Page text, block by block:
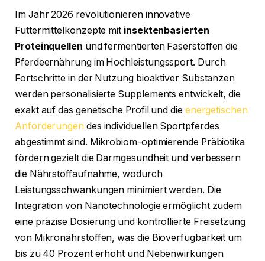
Im Jahr 2026 revolutionieren innovative
Futtermittelkonzepte mit insektenbasierten
Proteinquellen und fermentierten Faserstoffen die
Pferdeernährung im Hochleistungssport. Durch
Fortschritte in der Nutzung bioaktiver Substanzen
werden personalisierte Supplements entwickelt, die
exakt auf das genetische Profil und die energetischen
Anforderungen des individuellen Sportpferdes
abgestimmt sind. Mikrobiom-optimierende Präbiotika
fördern gezielt die Darmgesundheit und verbessern
die Nährstoffaufnahme, wodurch
Leistungsschwankungen minimiert werden. Die
Integration von Nanotechnologie ermöglicht zudem
eine präzise Dosierung und kontrollierte Freisetzung
von Mikronährstoffen, was die Bioverfügbarkeit um
bis zu 40 Prozent erhöht und Nebenwirkungen